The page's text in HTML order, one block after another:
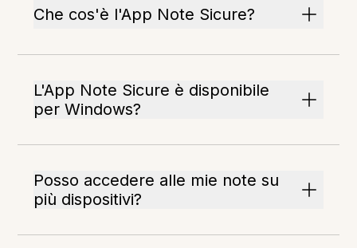
Che cos'è l'App Note Sicure?
L'App Note Sicure è disponibile
per Windows?
Posso accedere alle mie note su
più dispositivi?